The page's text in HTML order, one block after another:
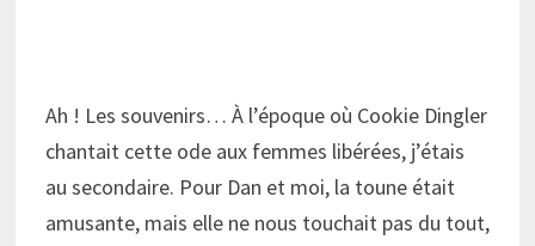
Ah ! Les souvenirs… À l’époque où Cookie Dingler
chantait cette ode aux femmes libérées, j’étais
au secondaire. Pour Dan et moi, la toune était
amusante, mais elle ne nous touchait pas du tout,